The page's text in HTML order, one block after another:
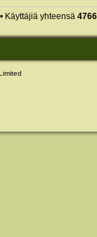
Käyttäjiä yhteensä 4766